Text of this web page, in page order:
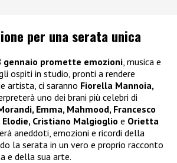
per una serata unica
gennaio promette emozioni , musica e
ospiti in studio, pronti a rendere
artista, ci saranno Fiorella Mannoia,
uno dei brani più celebri di
Emma, Mahmood, Francesco
Cristiano Malgioglio e Orietta
aneddoti, emozioni e ricordi della
la serata in un vero e proprio racconto
e della sua arte.